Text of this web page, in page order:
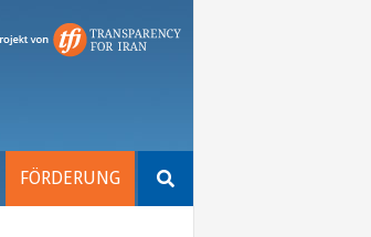
FÖRDERUNG
nach: